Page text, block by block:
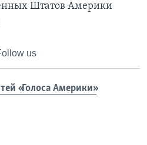
Штатов Америки
us
«Голоса Америки»